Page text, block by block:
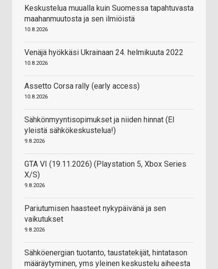
Keskustelua muualla kuin Suomessa tapahtuvasta
maahanmuutosta ja sen ilmiöistä
10.8.2026
Venäjä hyökkäsi Ukrainaan 24. helmikuuta 2022
10.8.2026
Assetto Corsa rally (early access)
10.8.2026
Sähkönmyyntisopimukset ja niiden hinnat (EI
yleistä sähkökeskustelua!)
9.8.2026
GTA VI (19.11.2026) (Playstation 5, Xbox Series
X/S)
9.8.2026
Pariutumisen haasteet nykypäivänä ja sen
vaikutukset
9.8.2026
Sähköenergian tuotanto, taustatekijät, hintatason
määräytyminen, yms yleinen keskustelu aiheesta